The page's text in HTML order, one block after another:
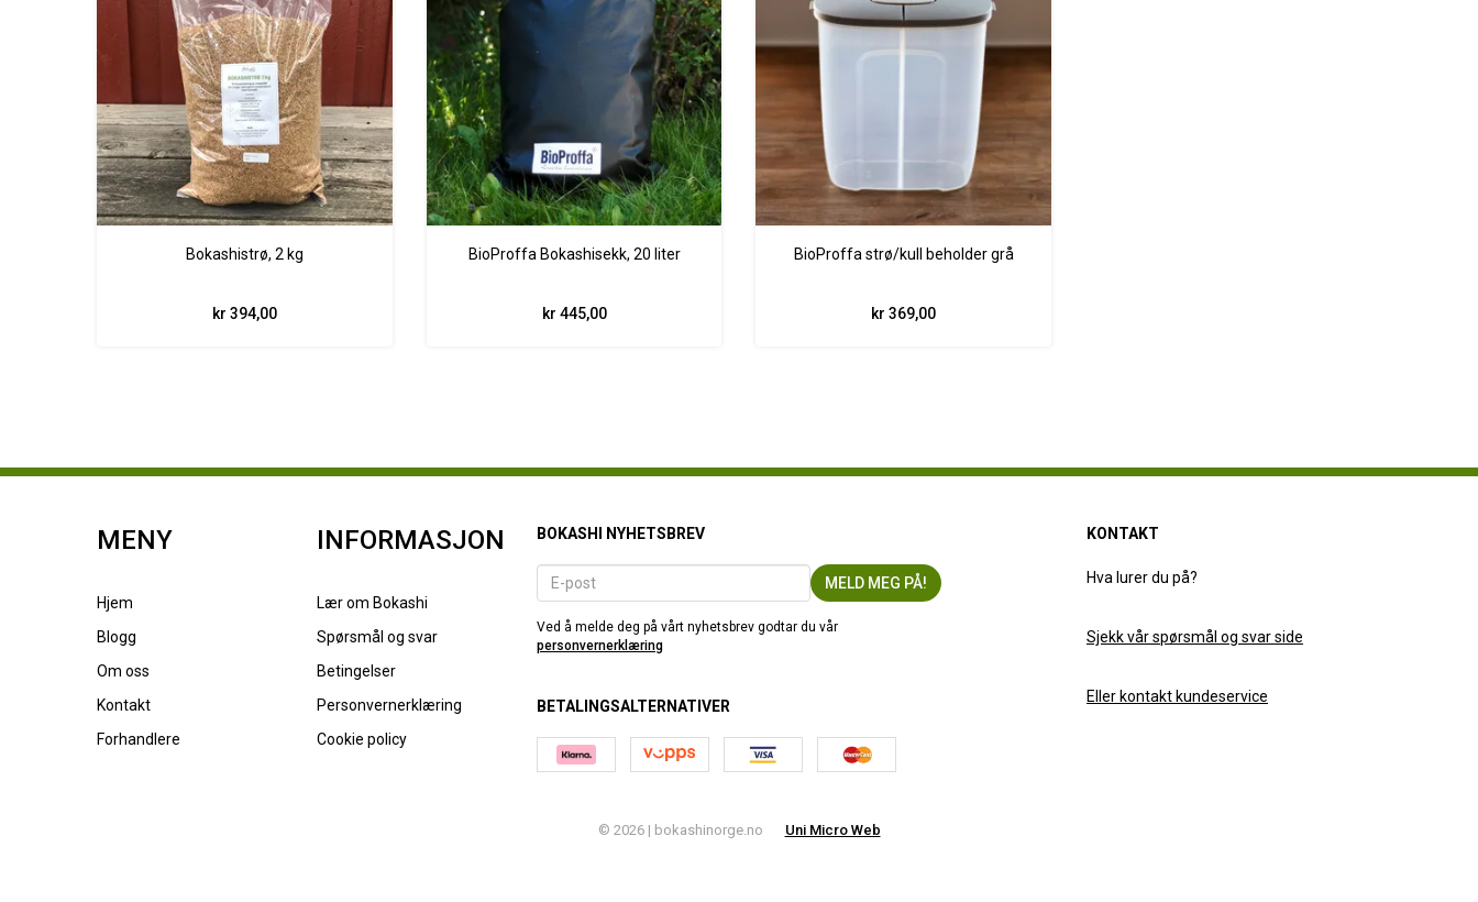
Bokashistrø, 2 kg
kr 394,00
BioProffa Bokashisekk, 20 liter
kr 445,00
BioProffa strø/kull beholder grå
kr 369,00
MENY
Hjem
Blogg
Om oss
Kontakt
Forhandlere
INFORMASJON
Lær om Bokashi
Spørsmål og svar
Betingelser
Personvernerklæring
Cookie policy
BOKASHI NYHETSBREV
Ved å melde deg på vårt nyhetsbrev godtar du vår
personvernerklæring
BETALINGSALTERNATIVER
KONTAKT
Hva lurer du på?
Sjekk vår spørsmål og svar side
Eller kontakt kundeservice
© 2026 | bokashinorge.no Uni Micro Web